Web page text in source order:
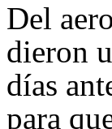
Del
dieron
días
para